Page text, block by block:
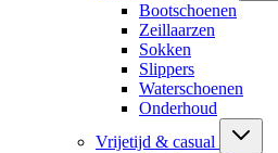
Bootschoenen
Zeillaarzen
Sokken
Slippers
Waterschoenen
Onderhoud
Vrijetijd & casual